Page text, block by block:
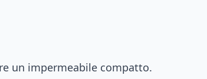
un impermeabile compatto.